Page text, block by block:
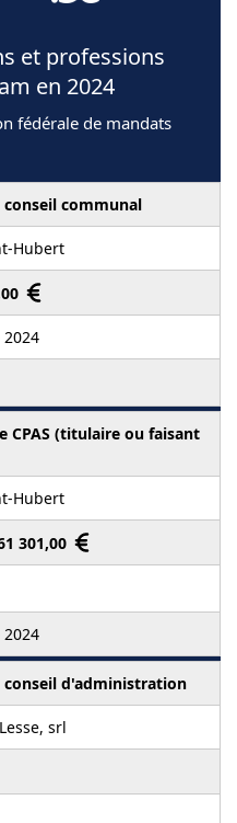
et professions
en 2024
fédérale de mandats
communal
Hubert
CPAS (titulaire ou faisant
Hubert
301,00
conseil d'administration
srl